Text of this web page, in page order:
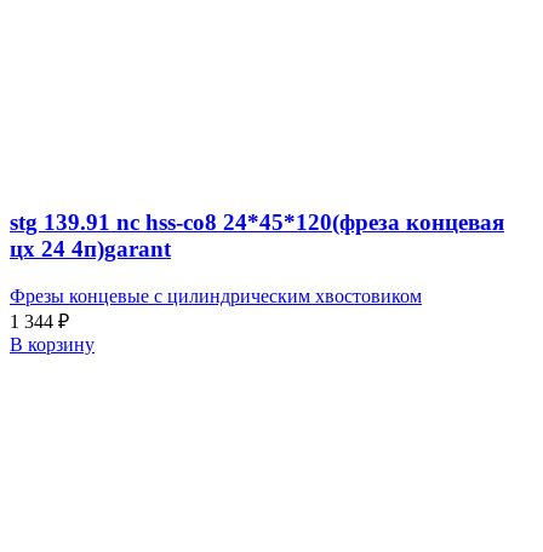
stg 139.91 nc hss-co8 24*45*120(фреза концевая
цх 24 4п)garant
Фрезы концевые с цилиндрическим хвостовиком
1 344 ₽
В корзину